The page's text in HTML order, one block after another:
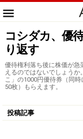
コシダカ、優
り返す
優待権利落ち後に株価が急
えるのではないでしょう
こ」の1000円優待券（同
50枚）もらえます。
投稿記事